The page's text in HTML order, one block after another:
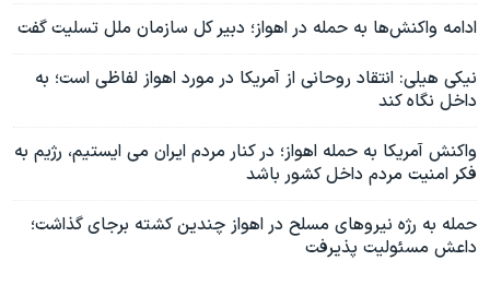
ادامه واکنش‌ها به حمله در اهواز؛ دبیر کل سازمان ملل تسلیت گفت
نیکی هیلی: انتقاد روحانی از آمریکا در مورد اهواز لفاظی است؛ به
داخل نگاه کند
واکنش آمریکا به حمله اهواز؛ در کنار مردم ایران می ایستیم، رژیم به
فکر امنیت مردم داخل کشور باشد
حمله به رژه نیروهای مسلح در اهواز چندین کشته برجای گذاشت؛
داعش مسئولیت پذیرفت